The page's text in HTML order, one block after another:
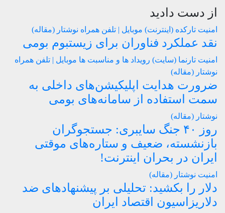
از دست دادید
امنیت تارکده (اینترنت) موبایل | تلفن همراه نوشتار (مقاله)
نقد عملکرد فناوران برای زیستبوم بومی
امنیت تارنما (سایت) رویداد ها و مناسبت ها موبایل | تلفن همراه
نوشتار (مقاله)
ضرورت هدایت اپلیکیشن‌های داخلی به
سمت استفاده از سامانه‌های بومی
نوشتار (مقاله)
روز ۴۰ جنگ سایبری: جستجوگران
بازنشسته، ضعیف و ستاره‌های موقتی
ایران در بحران اینترنت!
امنیت نوشتار (مقاله)
دلار را بکشید: تحلیلی بر پیشنهادهای ضد
دلاریزاسیون اقتصاد ایران